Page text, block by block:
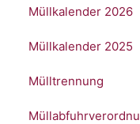
Müllkalender 2026
Müllkalender 2025
Mülltrennung